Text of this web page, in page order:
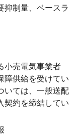
抑制量、ベースラ
小売電気事業者
障供給を受けてい
いては、一般送配
契約を締結してい